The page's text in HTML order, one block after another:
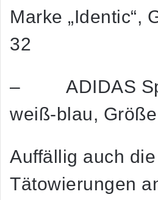
Marke „Identic“,
32
– ADIDAS
weiß-blau,
Auffällig auch die
Tätowierungen